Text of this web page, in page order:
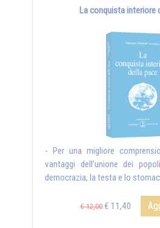
La conquista interiore
- Per una migliore
vantaggi dell’unione dei
democrazia, la testa e lo
€ 12,00 € 11,40